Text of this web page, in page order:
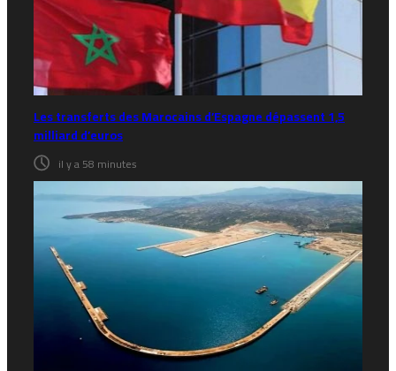
Les transferts des Marocains d’Espagne dépassent 1,5
milliard d’euros
il y a 58 minutes